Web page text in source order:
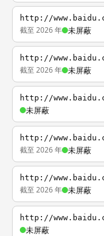
http://
截至 2026 年 未屏蔽
http://
截至 2026 年 未屏蔽
http://
未屏蔽
http://
截至 2026 年 未屏蔽
http://
截至 2026 年 未屏蔽
http://
未屏蔽